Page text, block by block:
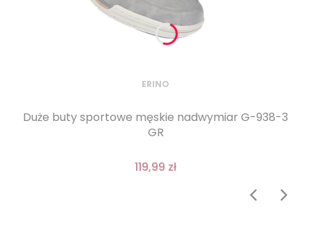
ERINO
Duże buty sportowe męskie nadwymiar G-938-3
GR
119,99 zł